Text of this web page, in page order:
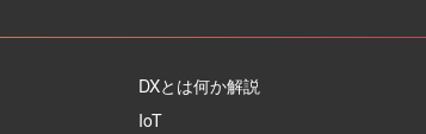
DXとは何か解説
IoT